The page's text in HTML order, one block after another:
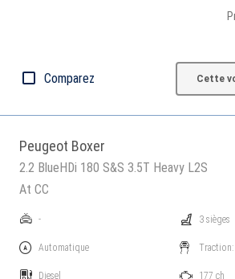
Comparez Cette
Peugeot Boxer
2.2 BlueHDi 180 S&S 3.5T Heavy L2S
At CC
-
Automatique
Diesel
3 sièges
Traction:
177 ch